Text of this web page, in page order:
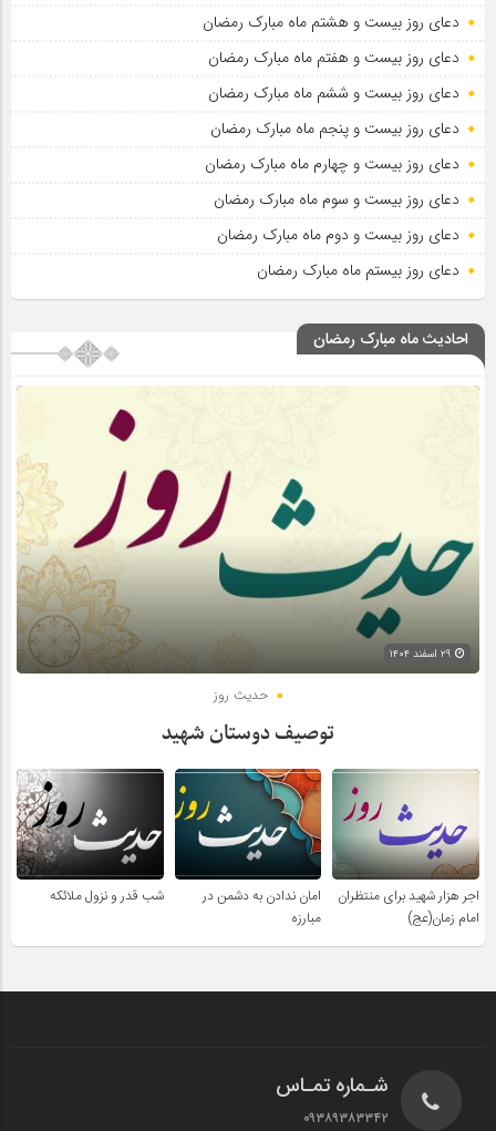
دعای روز بیست و هشتم ماه مبارک رمضان
دعای روز بیست و هفتم ماه مبارک رمضان
دعای روز بیست و ششم ماه مبارک رمضان
دعای روز بیست و پنجم ماه مبارک رمضان
دعای روز بیست و چهارم ماه مبارک رمضان
دعای روز بیست و سوم ماه مبارک رمضان
دعای روز بیست و دوم ماه مبارک رمضان
دعای روز بیستم ماه مبارک رمضان
احادیث ماه مبارک رمضان
حدیث روز
توصیف دوستان شهید
اجر هزار شهید برای منتظران
امام زمان(عج)
امان ندادن به دشمن در
مبارزه
شب قدر و نزول ملائکه
شـماره تمـاس
۰۹۳۸۹۳۸۳۳۴۲